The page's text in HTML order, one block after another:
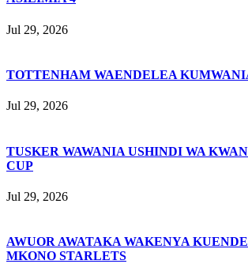
Jul 29, 2026
TOTTENHAM WAENDELEA
Jul 29, 2026
TUSKER WAWANIA USHINDI WA
CUP
Jul 29, 2026
AWUOR AWATAKA WAKENYA
MKONO STARLETS